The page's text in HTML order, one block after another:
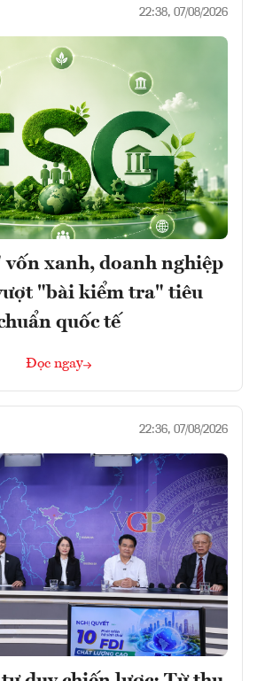
22:38, 07/08/2026
xanh, doanh nghiệp
"bài kiểm tra" tiêu
quốc tế
Đọc ngay
22:36, 07/08/2026